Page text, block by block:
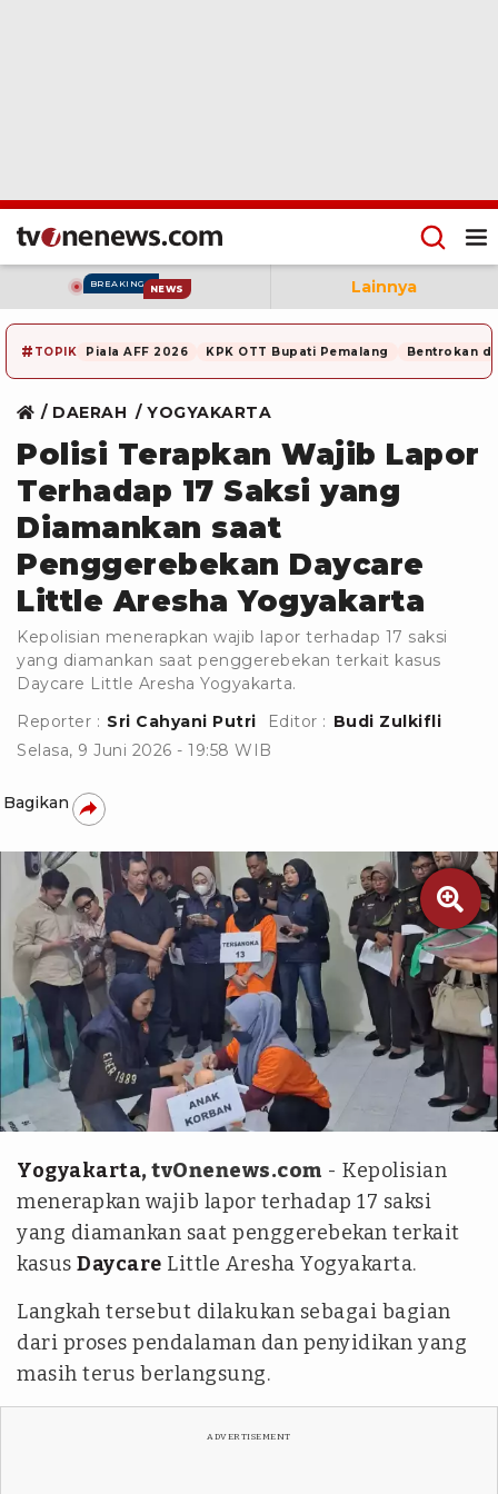
BREAKING NEWS Lainnya
# TOPIK Piala AFF 2026 KPK OTT Bupati Pemalang Bentrokan di
DAERAH YOGYAKARTA
Polisi Terapkan Wajib Lapor
Terhadap 17 Saksi yang
Diamankan saat
Penggerebekan Daycare
Little Aresha Yogyakarta
Kepolisian menerapkan wajib lapor terhadap 17 saksi
yang diamankan saat penggerebekan terkait kasus
Daycare Little Aresha Yogyakarta.
Reporter : Sri Cahyani Putri Editor : Budi Zulkifli
Selasa, 9 Juni 2026 - 19:58 WIB
Bagikan

Tim tvOne - Sri Cahyani Putri
Yogyakarta, tvOnenews.com - Kepolisian
menerapkan wajib lapor terhadap 17 saksi
yang diamankan saat penggerebekan terkait
kasus Daycare Little Aresha Yogyakarta.
Langkah tersebut dilakukan sebagai bagian
dari proses pendalaman dan penyidikan yang
masih terus berlangsung.
ADVERTISEMENT